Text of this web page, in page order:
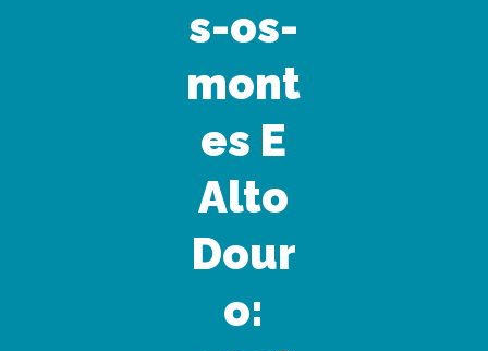
s-os-
mont
es E
Alto
Dour
o: